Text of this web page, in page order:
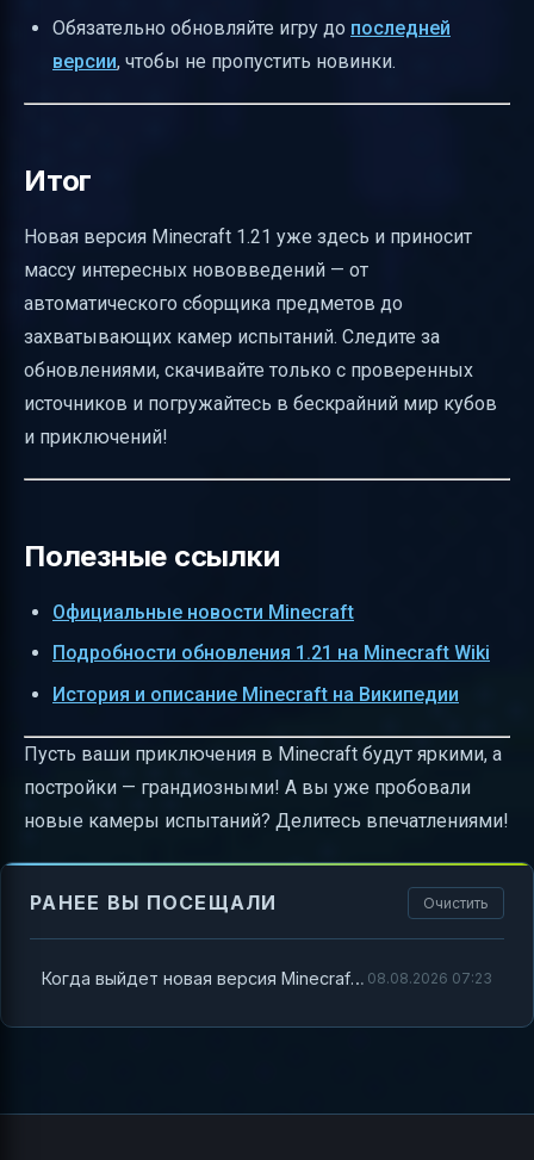
Обязательно обновляйте игру до последней
версии, чтобы не пропустить новинки.
Итог
Новая версия Minecraft 1.21 уже здесь и приносит
массу интересных нововведений — от
автоматического сборщика предметов до
захватывающих камер испытаний. Следите за
обновлениями, скачивайте только с проверенных
источников и погружайтесь в бескрайний мир кубов
и приключений!
Полезные ссылки
Официальные новости Minecraft
Подробности обновления 1.21 на Minecraft Wiki
История и описание Minecraft на Википедии
Пусть ваши приключения в Minecraft будут яркими, а
постройки — грандиозными! А вы уже пробовали
новые камеры испытаний? Делитесь впечатлениями!
РАНЕЕ ВЫ ПОСЕЩАЛИ Очистить
Когда выйдет новая версия Minecraft и что в ней будет 08.08.2026 07:23